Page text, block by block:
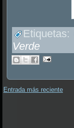
Etiquetas:
Verde
Entrada más reciente